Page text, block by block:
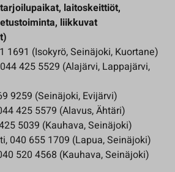
laitoskeittiöt,
liikkuvat
1691 (Isokyrö, Seinäjoki, Kuortane)
425 5529 (Alajärvi, Lappajärvi,
9259 (Seinäjoki, Evijärvi)
425 5579 (Alavus, Ähtäri)
5039 (Kauhava, Seinäjoki)
040 655 1709 (Lapua, Seinäjoki)
520 4568 (Kauhava, Seinäjoki)